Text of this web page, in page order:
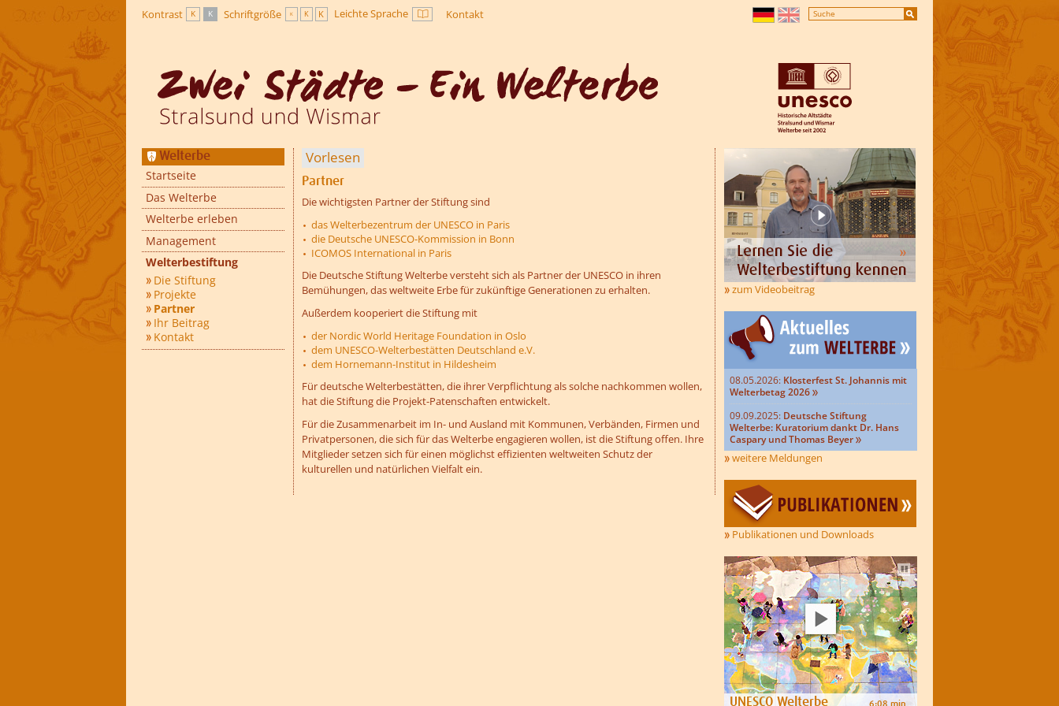
Zur Hauptnavigation Kontrast K K Schriftgröße K K K Leichte Sprache Leichte Sprache
Kontakt
Welterbe
Startseite
Das Welterbe
Welterbe erleben
Management
Welterbestiftung
Die Stiftung
Projekte
Partner
Ihr Beitrag
Kontakt
Vorlesen
Partner
Die wichtigsten Partner der Stiftung sind
das Welterbezentrum der UNESCO in Paris
die Deutsche UNESCO-Kommission in Bonn
ICOMOS International in Paris
Die Deutsche Stiftung Welterbe versteht sich als Partner der UNESCO in ihren
Bemühungen, das weltweite Erbe für zukünftige Generationen zu erhalten.
Außerdem kooperiert die Stiftung mit
der Nordic World Heritage Foundation in Oslo
dem UNESCO-Welterbestätten Deutschland e.V.
dem Hornemann-Institut in Hildesheim
Für deutsche Welterbestätten, die ihrer Verpflichtung als solche nachkommen wollen,
hat die Stiftung die Projekt-Patenschaften entwickelt.
Für die Zusammenarbeit im In- und Ausland mit Kommunen, Verbänden, Firmen und
Privatpersonen, die sich für das Welterbe engagieren wollen, ist die Stiftung offen. Ihre
Mitglieder setzen sich für einen möglichst effizienten weltweiten Schutz der
kulturellen und natürlichen Vielfalt ein.
zum Videobeitrag
08.05.2026: Klosterfest St. Johannis mit
Welterbetag 2026
09.09.2025: Deutsche Stiftung
Welterbe: Kuratorium dankt Dr. Hans
Caspary und Thomas Beyer
weitere Meldungen
Publikationen und Downloads
UNESCO Welterbe
Autoplay